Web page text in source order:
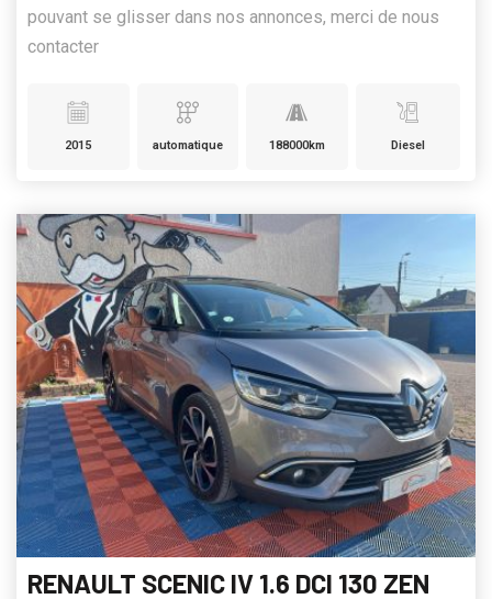
pouvant se glisser dans nos annonces, merci de nous
contacter
2015 automatique 188000km Diesel
RENAULT SCENIC IV 1.6 DCI 130 ZEN